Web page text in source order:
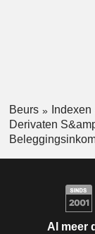
Beurs Indexen
Derivaten
Al meer